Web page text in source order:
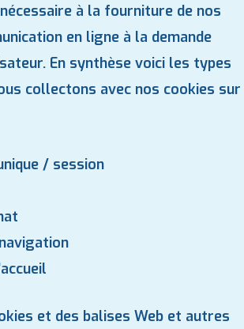
à la fourniture de nos
en ligne à la demande
En synthèse voici les types
collectons avec nos cookies sur
/ session
et des balises Web et autres